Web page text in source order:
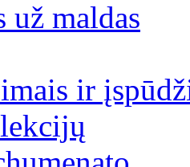
už maldas
ir